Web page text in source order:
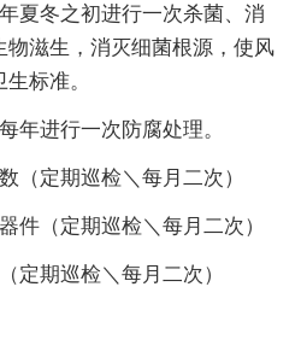
夏冬之初进行一次杀菌、消
滋生，消灭细菌根源，使风
标准。
年进行一次防腐处理。
（定期巡检＼每月二次）
件（定期巡检＼每月二次）
定期巡检＼每月二次）